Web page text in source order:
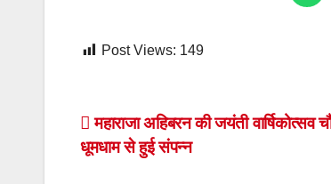
Post Views: 149
Post
navigation
महाराजा अहिबरन की जयंती वार्षिकोत्सव
धूमधाम से हुई संपन्न